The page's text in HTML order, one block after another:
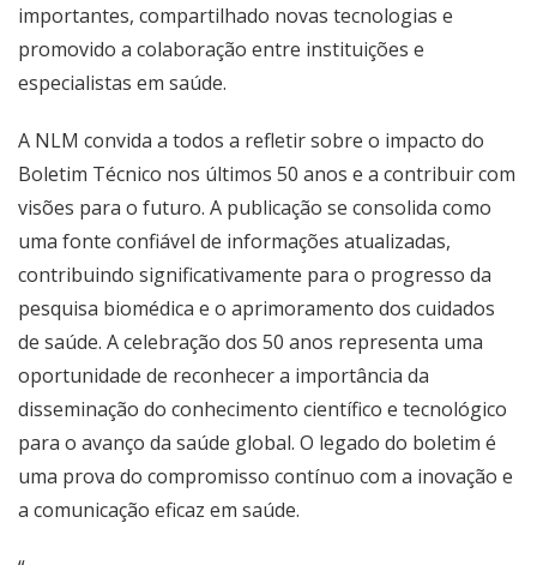
importantes, compartilhado novas tecnologias e
promovido a colaboração entre instituições e
especialistas em saúde.
A NLM convida a todos a refletir sobre o impacto do
Boletim Técnico nos últimos 50 anos e a contribuir com
visões para o futuro. A publicação se consolida como
uma fonte confiável de informações atualizadas,
contribuindo significativamente para o progresso da
pesquisa biomédica e o aprimoramento dos cuidados
de saúde. A celebração dos 50 anos representa uma
oportunidade de reconhecer a importância da
disseminação do conhecimento científico e tecnológico
para o avanço da saúde global. O legado do boletim é
uma prova do compromisso contínuo com a inovação e
a comunicação eficaz em saúde.